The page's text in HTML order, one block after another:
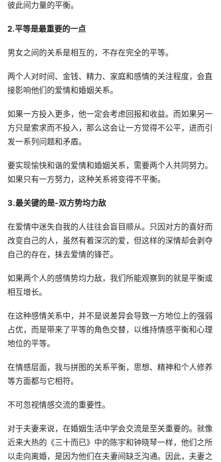
彼此间力量的平衡。
2.平等是最重要的一点
男女之间的关系是相互的，不存在完全的平等。
两个人对时间、金钱、精力、家庭和感情的关注程度，会直
接影响他们的爱情和婚姻关系。
如果一方投入更多，他一定会考虑回报和收益。而如果另一
方只是索求而不投入，那么这会让一方觉得不公平，进而引
发一系列问题和矛盾。
要实现愉快和谐的爱情和婚姻关系，需要两个人共同努力。
如果只有一方努力，这种关系将变得不平衡。
3.最关键的是-双方势均力敌
在爱情中迷失自我的人往往会盲目顺从。只因对方的喜好而
改变自己的人，虽然有着深沉的爱，但这样的深情却会剥夺
自己的存在，抹去爱情的锋芒。
如果两个人的感情势均力敌，我们所能观察到的就是平衡或
相互增长。
在这种感情关系中，并不是说差异会导致一方地位上的强弱
占优，而是带来了平等的角色交替，以维持情感平衡和心理
地位的平等。
在情感层面，我与拼图的关系平衡，思想、精神和个人修养
等方面都与它相符。
不可忽视情感交流的重要性。
对于夫妻来说，在婚姻生活中学会交流是至关重要的。就像
近来大热的《三十而已》中的陈宇和钟晓琴一样，他们之所
以走向离婚，是因为他们在夫妻间缺乏沟通。因此，夫妻之